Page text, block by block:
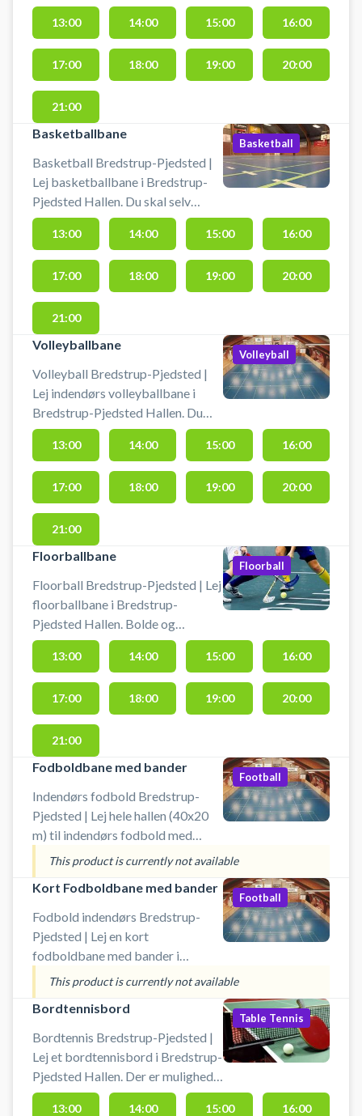
pickleball i Bredstrup-Pjedsted
Hallen. Leje af pickleball bat og
bolde vil være inkluderet i prisen
for booking af pickleball banen.
pickleballbanen.
13:00 14:00 15:00 16:00
17:00 18:00 19:00 20:00
21:00
Basketballbane
Basketball Bredstrup-Pjedsted |
Lej basketballbane i Bredstrup-
Pjedsted Hallen. Du skal selv
medbringe bold. Book din
basketbane og spil basketball i
Bredstrup i hallen ved Pjedsted
uden for Fredericia.
Basketball
13:00 14:00 15:00 16:00
17:00 18:00 19:00 20:00
21:00
Volleyballbane
Volleyball Bredstrup-Pjedsted |
Lej indendørs volleyballbane i
Bredstrup-Pjedsted Hallen. Du
skal selv medbringe bold. Book en
volleyballbane og spil volley i
Pjedsted-Bredstrup Hallen.
Volleyball
13:00 14:00 15:00 16:00
17:00 18:00 19:00 20:00
21:00
Floorballbane
Floorball Bredstrup-Pjedsted | Lej
floorballbane i Bredstrup-
Pjedsted Hallen. Bolde og
floorballstave står i
motionsrummet for enden af
hallen. Spil floorball i hallen i
Bredstrup.
Floorball
13:00 14:00 15:00 16:00
17:00 18:00 19:00 20:00
21:00
Fodboldbane med bander
Indendørs fodbold Bredstrup-
Pjedsted | Lej hele hallen (40x20
m) til indendørs fodbold med
bander i Bredstrup-Pjedsted
spil fodbold indendørs i
Bredstrup-Pjedsted ved
Fredericia.
Football
This product is currently not available
Kort Fodboldbane med bander
Fodbold indendørs Bredstrup-
Pjedsted | Lej en kort
fodboldbane med bander i
Bredstrup-Pjedsted Hallen.
8 person bane er 26 m x 20 m.
Book din fodboldbane og spil
indendørs fodbold i Bredstrup-
Pjedsted ved Fredericia.
Football
This product is currently not available
Bordtennisbord
Bordtennis Bredstrup-Pjedsted |
Lej et bordtennisbord i Bredstrup-
Pjedsted Hallen. Der er mulighed
for at låne bat og bolde.
Table Tennis
13:00 14:00 15:00 16:00